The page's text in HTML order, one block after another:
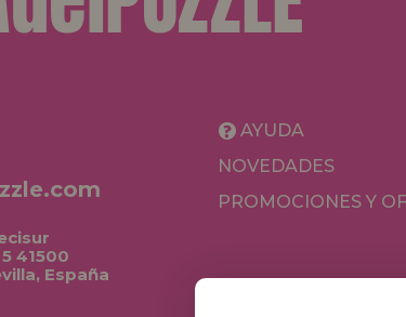
41500
España
AYUDA
NOVEDADES
PROMOCIONES Y